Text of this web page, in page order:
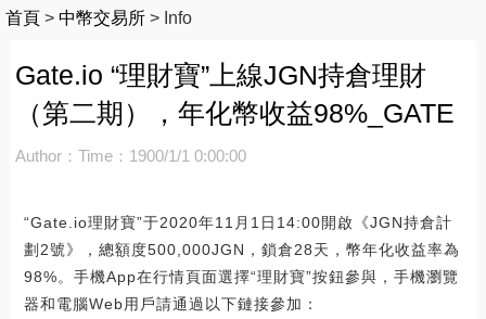
首頁 > 中幣交易所 > Info
Gate.io “理財寶”上線JGN持倉理財
（第二期），年化幣收益98%_GATE
Author： Time：1900/1/1 0:00:00
“Gate.io理財寶”于2020年11月1日14:00開啟《JGN持倉計
劃2號》，總額度500,000JGN，鎖倉28天，幣年化收益率為
98%。手機App在行情頁面選擇“理財寶”按鈕參與，手機瀏覽
器和電腦Web用戶請通過以下鏈接參加：